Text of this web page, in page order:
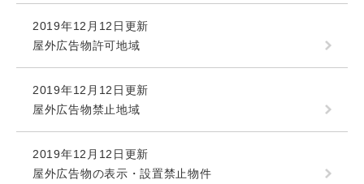
2019年12月12日更新
屋外広告物許可地域
2019年12月12日更新
屋外広告物禁止地域
2019年12月12日更新
屋外広告物の表示・設置禁止物件